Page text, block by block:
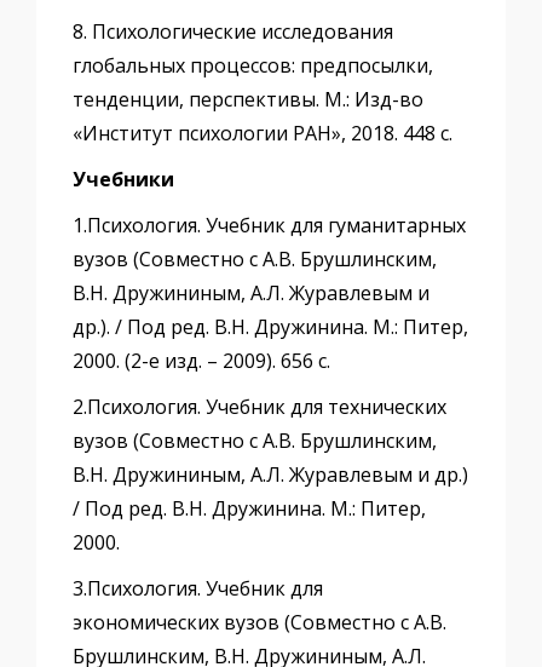
8. Психологические исследования
глобальных процессов: предпосылки,
тенденции, перспективы. М.: Изд-во
«Институт психологии РАН», 2018. 448 с.
Учебники
1.Психология. Учебник для гуманитарных
вузов (Совместно с А.В. Брушлинским,
В.Н. Дружининым, А.Л. Журавлевым и
др.). / Под ред. В.Н. Дружинина. М.: Питер,
2000. (2-е изд. – 2009). 656 с.
2.Психология. Учебник для технических
вузов (Совместно с А.В. Брушлинским,
В.Н. Дружининым, А.Л. Журавлевым и др.)
/ Под ред. В.Н. Дружинина. М.: Питер,
2000.
3.Психология. Учебник для
экономических вузов (Совместно с А.В.
Брушлинским, В.Н. Дружининым, А.Л.